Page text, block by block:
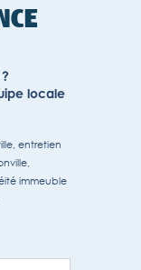
locale
entretien
immeuble